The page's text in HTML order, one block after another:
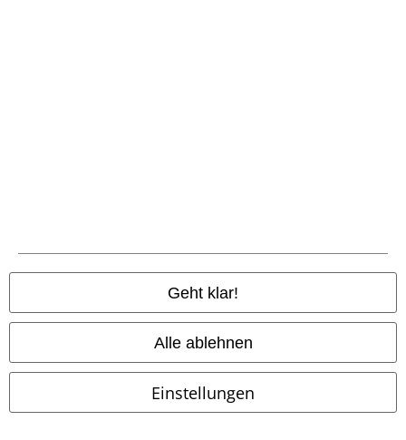
Geht klar!
Alle ablehnen
Einstellungen